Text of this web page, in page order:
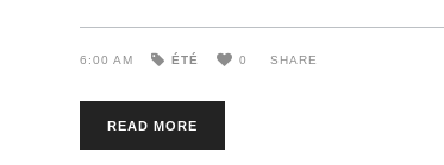
6:00 AM ÉTÉ 0 SHARE
READ MORE